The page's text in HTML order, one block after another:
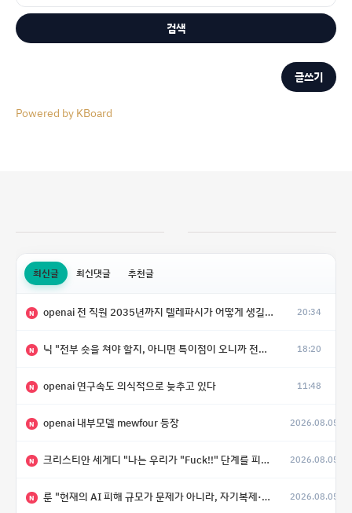
검색
글쓰기
Powered by KBoard
최신글 최신댓글 추천글
N openai 전 직원 2035년까지 텔레파시가 어떻게 생길 수 있는지 20:34
N 닉 "전부 숏을 쳐야 할지, 아니면 특이점이 오니까 전부 롱을 쳐야 할지 모르겠다.” 18:20
N openai 연구속도 의식적으로 늦추고 있다 11:48
N openai 내부모델 mewfour 등장 2026.08.05
N 크리스티안 세게디 "나는 우리가 "Fuck!!" 단계를 피할 수 있기를 바랄 뿐" 2026.08.05
N 룬 "현재의 AI 피해 규모가 문제가 아니라, 자기복제·탈출·확산이 가능한 지능형 시스템의 피해에는 이론적으로 상한이 없다는 것이 문제" 2026.08.05